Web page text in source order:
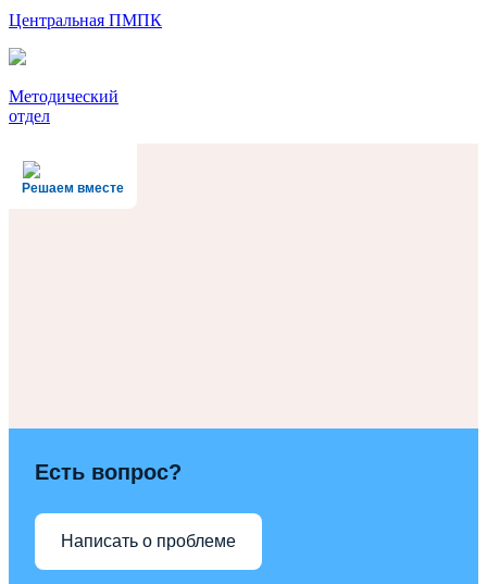
Центральная ПМПК
Методический
отдел
Решаем вместе
Есть вопрос?
Написать о проблеме